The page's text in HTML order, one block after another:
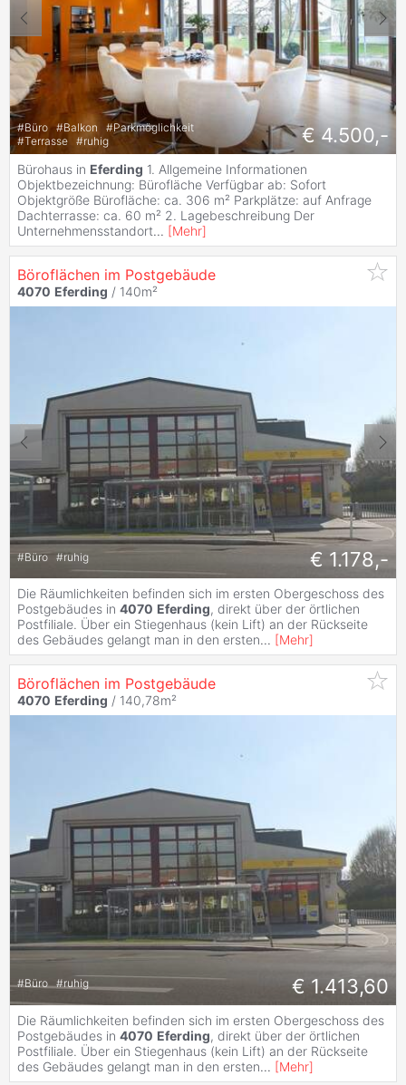
#Büro #Balkon #Parkmöglichkeit
#Terrasse #ruhig € 4.500,-
Bürohaus in Eferding 1. Allgemeine Informationen
Objektbezeichnung: Bürofläche Verfügbar ab: Sofort
Objektgröße Bürofläche: ca. 306 m² Parkplätze: auf Anfrage
Dachterrasse: ca. 60 m² 2. Lagebeschreibung Der
Unternehmensstandort... [Mehr]
Böroflächen im Postgebäude
4070 Eferding / 140m²
#Büro #ruhig € 1.178,-
Die Räumlichkeiten befinden sich im ersten Obergeschoss des
Postgebäudes in 4070 Eferding, direkt über der örtlichen
Postfiliale. Über ein Stiegenhaus (kein Lift) an der Rückseite
des Gebäudes gelangt man in den ersten... [Mehr]
Böroflächen im Postgebäude
4070 Eferding / 140,78m²
#Büro #ruhig € 1.413,60
Die Räumlichkeiten befinden sich im ersten Obergeschoss des
Postgebäudes in 4070 Eferding, direkt über der örtlichen
Postfiliale. Über ein Stiegenhaus (kein Lift) an der Rückseite
des Gebäudes gelangt man in den ersten... [Mehr]